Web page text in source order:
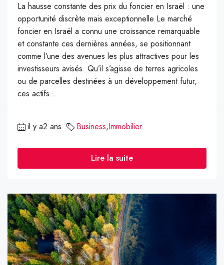
La hausse constante des prix du foncier en Israël : une
opportunité discrète mais exceptionnelle Le marché
foncier en Israël a connu une croissance remarquable
et constante ces dernières années, se positionnant
comme l’une des avenues les plus attractives pour les
investisseurs avisés. Qu’il s’agisse de terres agricoles
ou de parcelles destinées à un développement futur,
ces actifs...
il y a2 ans Business,Immobilier
Lire la suite